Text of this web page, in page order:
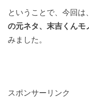
ということで、今回は
の元ネタ、末吉くんモ
みました。
スポンサーリンク